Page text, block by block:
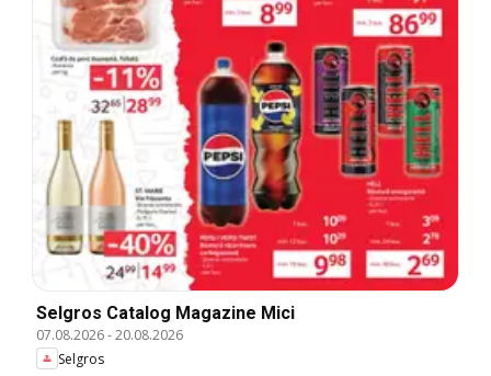
Selgros Catalog Magazine Mici
07.08.2026-20.08.2026
Selgros